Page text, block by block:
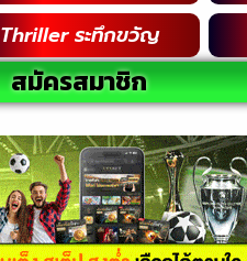
Thriller ระทึกขวัญ
สมัครสมาชิก